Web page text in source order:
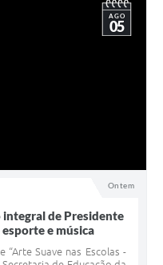
Ontem
AGO
05
integral de Presidente
e música
“Arte Suave nas Escolas -